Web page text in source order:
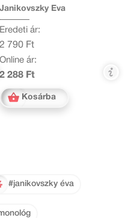
Janikovszky Éva
Eredeti ár:
2 790 Ft
Online ár:
2 288 Ft
Kosárba
#janikovszky éva